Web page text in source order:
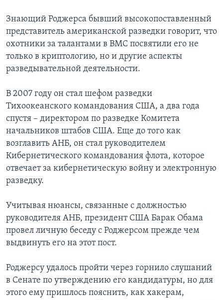
Знающий Роджерса бывший высокопоставленный
представитель американской разведки говорит, что
охотники за талантами в ВМС посвятили его не
только в криптологию, но и другие аспекты
разведывательной деятельности.
В 2007 году он стал шефом разведки
Тихоокеанского командования США, а два года
спустя – директором по разведке Комитета
начальников штабов США. Еще до того как
возглавить АНБ, он стал руководителем
Кибернетического командования флота, которое
отвечает за кибернетическую войну и электронную
разведку.
Учитывая нюансы, связанные с должностью
руководителя АНБ, президент США Барак Обама
провел личную беседу с Роджерсом прежде чем
выдвинуть его на этот пост.
Роджерсу удалось пройти через горнило слушаний
в Сенате по утверждению его кандидатуры, но для
этого ему пришлось пояснить, как хакерам,